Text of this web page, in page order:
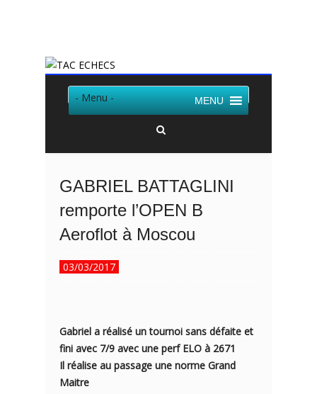
- Menu - MENU
GABRIEL BATTAGLINI
remporte l’OPEN B
Aeroflot à Moscou
03/03/2017
Gabriel a réalisé un tournoi sans défaite et
fini avec 7/9 avec une perf ELO à 2671
Il réalise au passage une norme Grand
Maitre